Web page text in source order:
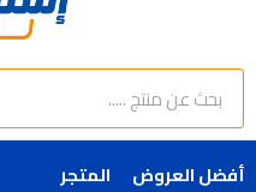
Search
أفضل العروض المتجر